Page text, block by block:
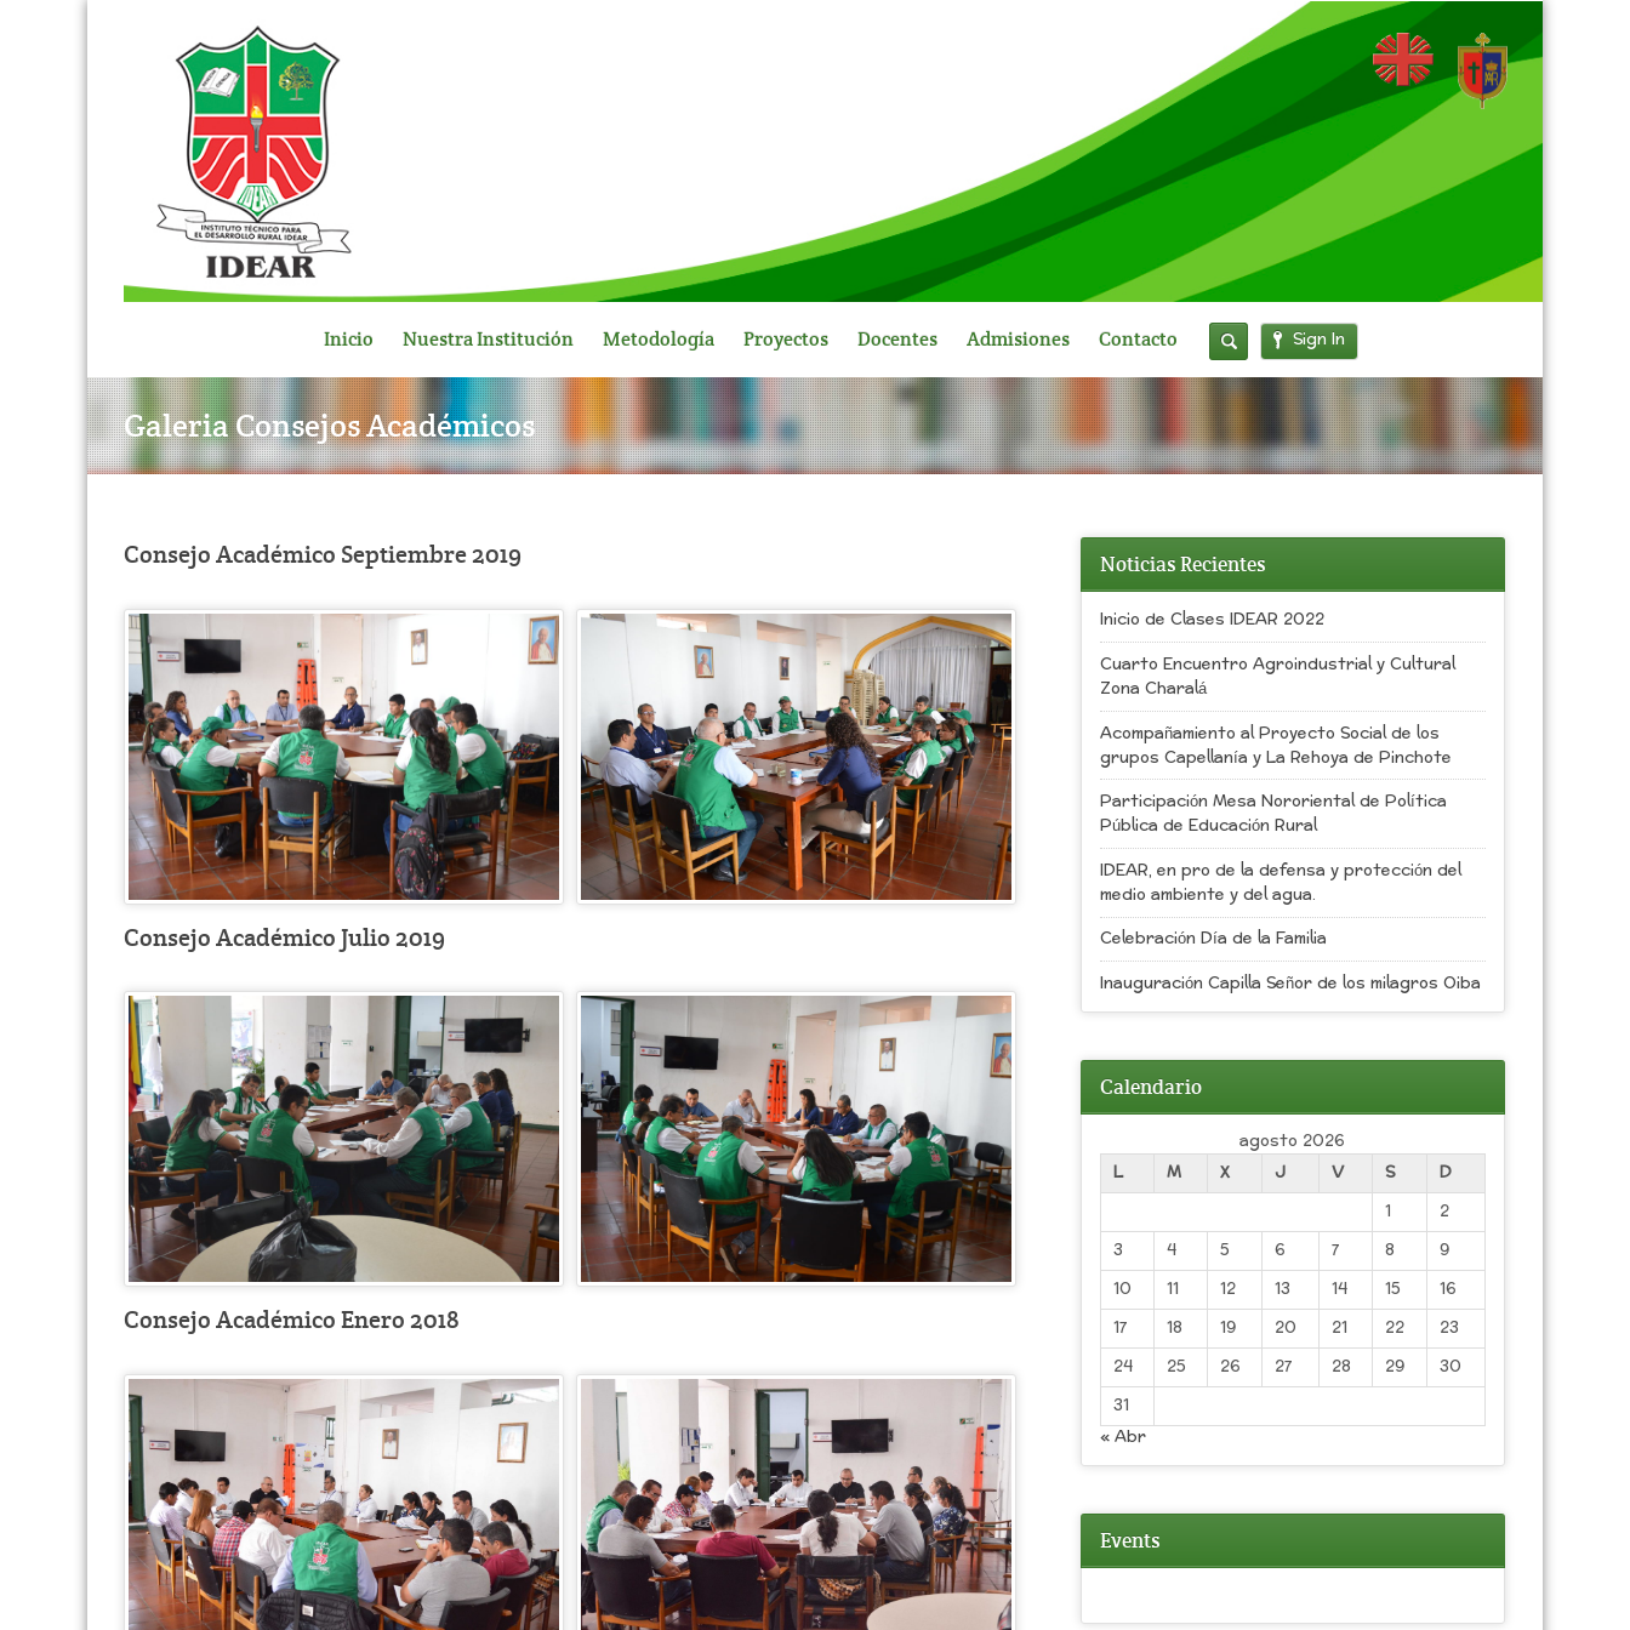
Inicio Nuestra Institución Metodología Proyectos Docentes Admisiones Contacto Sign In
Galeria Consejos Académicos
Consejo Académico Septiembre 2019
Consejo Académico Julio 2019
Consejo Académico Enero 2018
Noticias Recientes
Inicio de Clases IDEAR 2022
Cuarto Encuentro Agroindustrial y Cultural
Zona Charalá
Acompañamiento al Proyecto Social de los
grupos Capellanía y La Rehoya de Pinchote
Participación Mesa Nororiental de Política
Pública de Educación Rural
IDEAR, en pro de la defensa y protección del
medio ambiente y del agua.
Celebración Día de la Familia
Inauguración Capilla Señor de los milagros Oiba
Calendario
agosto 2026
L
M X J V S
D
1
2
3
4 5 6 7 8
9
10
11 12 13 14 15
16
17
18 19 20 21 22
23
24
25 26 27 28 29
30
31
« Abr
Events